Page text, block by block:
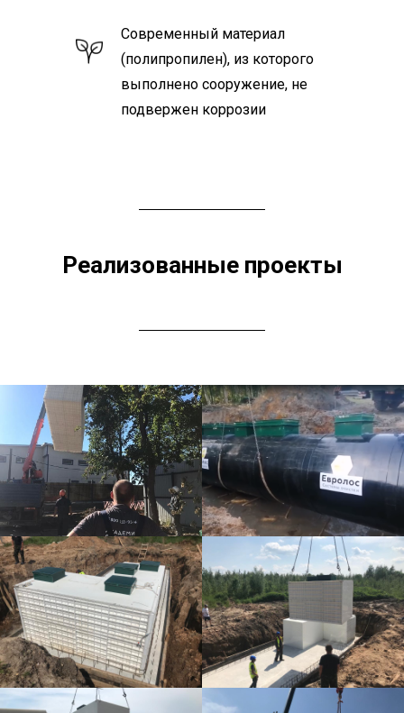
Современный материал
(полипропилен), из которого
выполнено сооружение, не
подвержен коррозии
Реализованные проекты